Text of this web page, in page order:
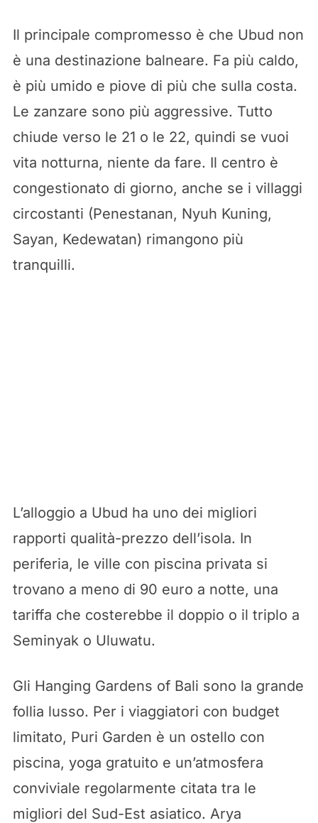
Il principale compromesso è che Ubud non
è una destinazione balneare. Fa più caldo,
è più umido e piove di più che sulla costa.
Le zanzare sono più aggressive. Tutto
chiude verso le 21 o le 22, quindi se vuoi
vita notturna, niente da fare. Il centro è
congestionato di giorno, anche se i villaggi
circostanti (Penestanan, Nyuh Kuning,
Sayan, Kedewatan) rimangono più
tranquilli.
L’alloggio a Ubud ha uno dei migliori
rapporti qualità-prezzo dell’isola. In
periferia, le ville con piscina privata si
trovano a meno di 90 euro a notte, una
tariffa che costerebbe il doppio o il triplo a
Seminyak o Uluwatu.
Gli Hanging Gardens of Bali sono la grande
follia lusso. Per i viaggiatori con budget
limitato, Puri Garden è un ostello con
piscina, yoga gratuito e un’atmosfera
conviviale regolarmente citata tra le
migliori del Sud-Est asiatico. Arya